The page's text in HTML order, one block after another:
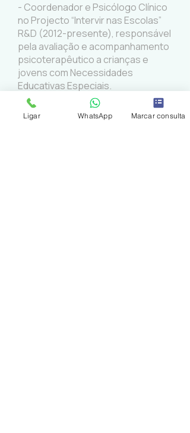
- Coordenador e Psicólogo Clínico
no Projecto “Intervir nas Escolas”
R&D (2012-presente), responsável
pela avaliação e acompanhamento
psicoterapêutico a crianças e
jovens com Necessidades
Educativas Especiais.
Ligar WhatsApp Marcar consulta